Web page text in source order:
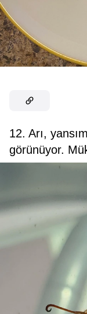
12. Arı,
görünüyor.